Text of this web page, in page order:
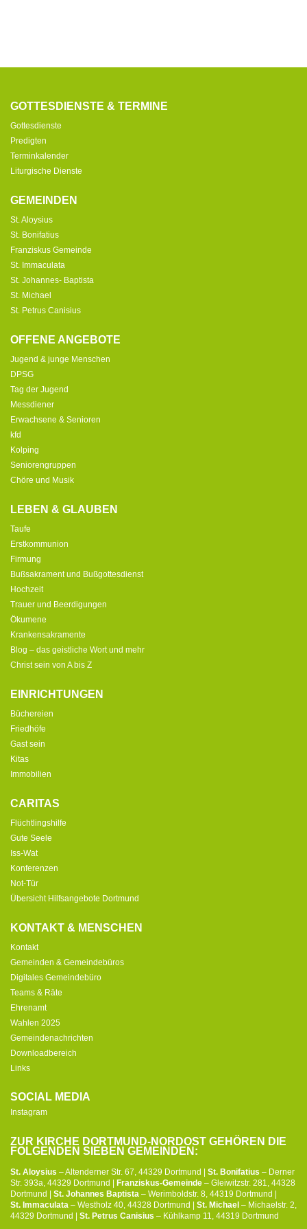
GOTTESDIENSTE & TERMINE
Gottesdienste
Predigten
Terminkalender
Liturgische Dienste
GEMEINDEN
St. Aloysius
St. Bonifatius
Franziskus Gemeinde
St. Immaculata
St. Johannes- Baptista
St. Michael
St. Petrus Canisius
OFFENE ANGEBOTE
Jugend & junge Menschen
DPSG
Tag der Jugend
Messdiener
Erwachsene & Senioren
kfd
Kolping
Seniorengruppen
Chöre und Musik
LEBEN & GLAUBEN
Taufe
Erstkommunion
Firmung
Bußsakrament und Bußgottesdienst
Hochzeit
Trauer und Beerdigungen
Ökumene
Krankensakramente
Blog – das geistliche Wort und mehr
Christ sein von A bis Z
EINRICHTUNGEN
Büchereien
Friedhöfe
Gast sein
Kitas
Immobilien
CARITAS
Flüchtlingshilfe
Gute Seele
Iss-Wat
Konferenzen
Not-Tür
Übersicht Hilfsangebote Dortmund
KONTAKT & MENSCHEN
Kontakt
Gemeinden & Gemeindebüros
Digitales Gemeindebüro
Teams & Räte
Ehrenamt
Wahlen 2025
Gemeindenachrichten
Downloadbereich
Links
SOCIAL MEDIA
Instagram
ZUR KIRCHE DORTMUND-NORDOST GEHÖREN DIE
FOLGENDEN SIEBEN GEMEINDEN:
St. Aloysius – Altenderner Str. 67, 44329 Dortmund | St. Bonifatius – Derner
Str. 393a, 44329 Dortmund |
Franziskus-Gemeinde – Gleiwitzstr. 281, 44328
Dortmund | St. Johannes Baptista – Werimboldstr. 8, 44319 Dortmund |
St. Immaculata – Westholz 40, 44328 Dortmund | St. Michael – Michaelstr. 2,
44329 Dortmund | St. Petrus Canisius – Kühlkamp 11, 44319 Dortmund